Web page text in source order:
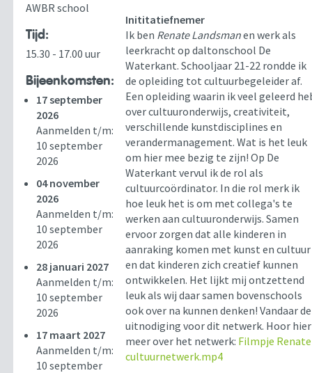
AWBR school
Tijd:
15.30 - 17.00 uur
Bijeenkomsten:
17 september
2026
Aanmelden t/m:
10 september
2026
04 november
2026
Aanmelden t/m:
10 september
2026
28 januari 2027
Aanmelden t/m:
10 september
2026
17 maart 2027
Aanmelden t/m:
10 september
Inititatiefnemer
Ik ben Renate Landsmanen werk als
leerkracht op daltonschool De
Waterkant. Schooljaar 21-22 rondde ik
de opleiding tot cultuurbegeleider af.
Een opleiding waarin ik veel geleerd
over cultuuronderwijs, creativiteit,
verschillende kunstdisciplines en
verandermanagement. Wat is het leuk
om hier mee bezig te zijn! Op De
Waterkant vervul ik de rol als
cultuurcoördinator. In die rol merk ik
hoe leuk het is om met collega's te
werken aan cultuuronderwijs. Samen
ervoor zorgen dat alle kinderen in
aanraking komen met kunst en cultuur
en dat kinderen zich creatief kunnen
ontwikkelen. Het lijkt mij ontzettend
leuk als wij daar samen bovenschools
ook over na kunnen denken! Vandaar de
uitnodiging voor dit netwerk. Hoor hier
meer over het netwerk: Filmpje Renate
cultuurnetwerk.mp4